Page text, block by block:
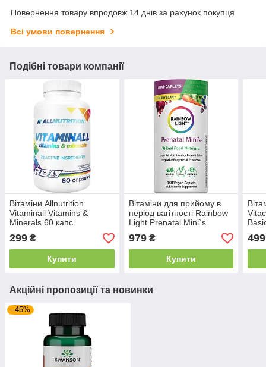
Повернення товару впродовж 14 днів за рахунок покупця
Всі умови повернення
Подібні товари компанії
Вітаміни Allnutrition
Vitaminall Vitamins &
Minerals 60 капс.
299 ₴
Купити
Вітаміни для прийому в
період вагітності Rainbow
Light Prenatal Mini`s
Multivitamin +Superfoods &
Probiotics 180 капс.
979₴
Купити
499
Акційні пропозиції та новинки
–45%